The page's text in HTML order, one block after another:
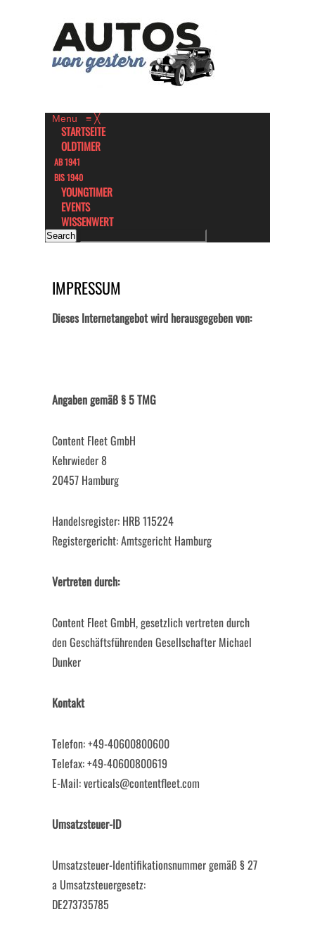
Menu ≡ ╳
STARTSEITE
OLDTIMER
AB 1941
BIS 1940
YOUNGTIMER
EVENTS
WISSENWERT
IMPRESSUM
Dieses Internetangebot wird herausgegeben von:
Angaben gemäß § 5 TMG
Content Fleet GmbH
Kehrwieder 8
20457 Hamburg
Handelsregister: HRB 115224
Registergericht: Amtsgericht Hamburg
Vertreten durch:
Content Fleet GmbH, gesetzlich vertreten durch
den Geschäftsführenden Gesellschafter Michael
Dunker
Kontakt
Telefon: +49-40600800600
Telefax: +49-40600800619
E-Mail: verticals@contentfleet.com
Umsatzsteuer-ID
Umsatzsteuer-Identifikationsnummer gemäß § 27
a Umsatzsteuergesetz:
DE273735785